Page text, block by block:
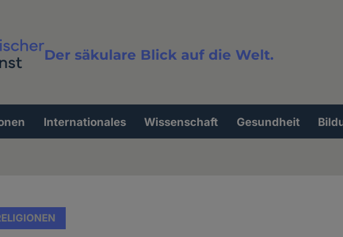
Der säkulare Blick auf die Welt.
Volltextsuche
Internationales Wissenschaft Gesundheit